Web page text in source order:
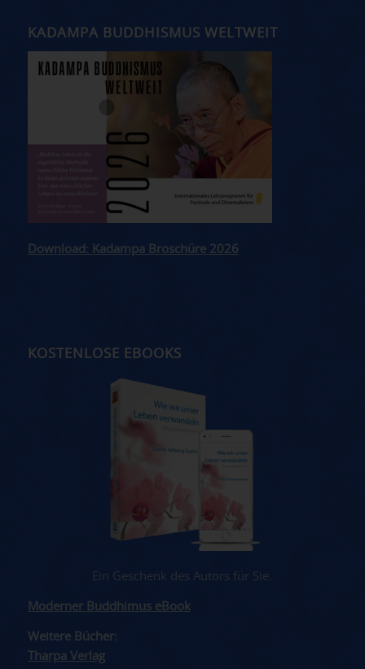
KADAMPA BUDDHISMUS WELTWEIT
Download: Kadampa Broschüre 2026
KOSTENLOSE EBOOKS
Ein Geschenk des Autors für Sie.
Moderner Buddhimus eBook
Weitere Bücher:
Tharpa Verlag